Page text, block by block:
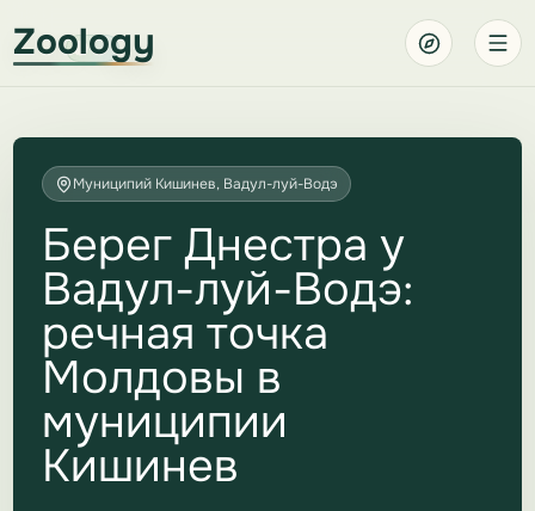
Zoology
Муниципий Кишинев, Вадул-луй-Водэ
Берег Днестра у
Вадул-луй-Водэ:
речная точка
Молдовы в
муниципии
Кишинев